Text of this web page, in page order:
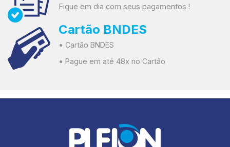
Fique em dia com seus pagamentos !
Cartão BNDES
• Cartão BNDES
• Pague em até 48x no Cartão